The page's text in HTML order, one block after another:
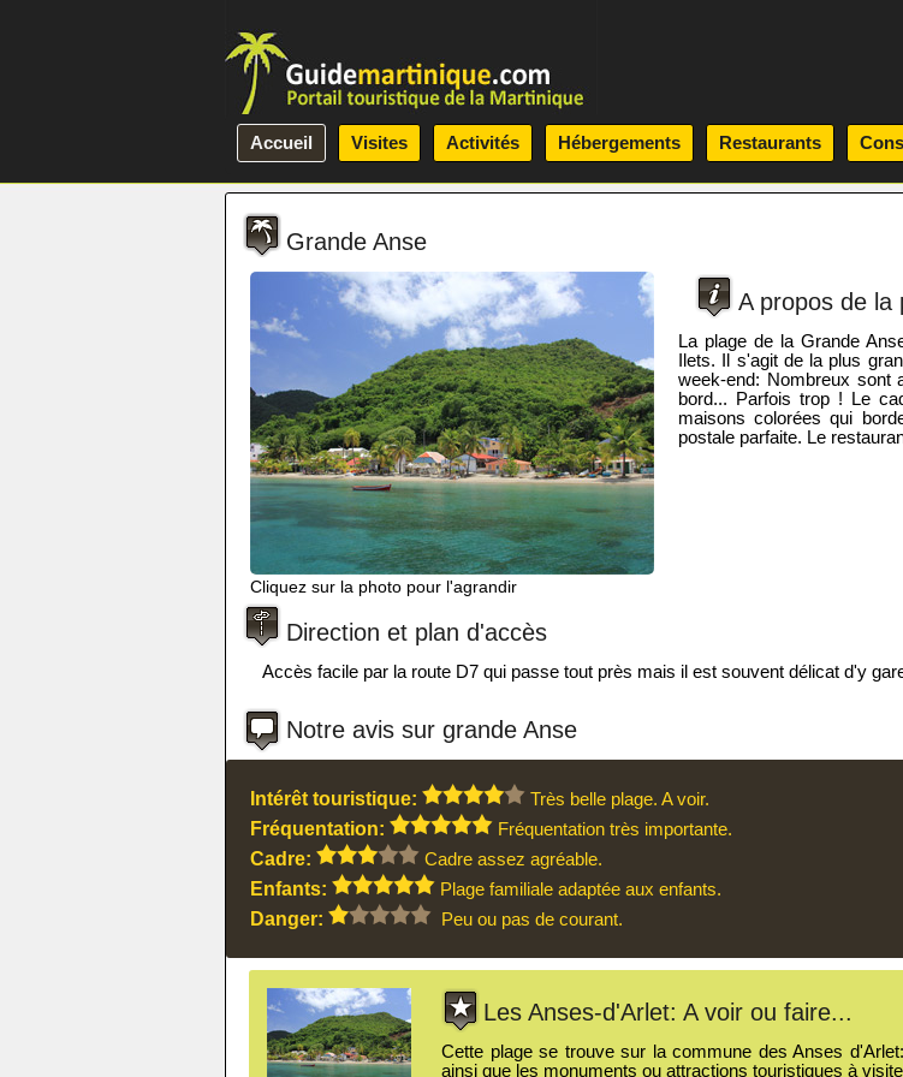
Accueil Visites Activités Hébergements Restaurants
Grande Anse
Cliquez sur la photo pour l'agrandir
A propos de la
La plage de la Grande
Ilets. Il s'agit de la plus
week-end: Nombreux sont
bord... Parfois trop ! Le
maisons colorées qui
postale parfaite. Le
Direction et plan d'accès
Accès facile par la route D7 qui passe tout près mais il est souvent délicat d'y
Notre avis sur grande Anse
Intérêt touristique: Très belle plage. A voir.
Fréquentation: Fréquentation très importante.
Cadre: Cadre assez agréable.
Enfants: Plage familiale adaptée aux enfants.
Danger: Peu ou pas de courant.
Les Anses-d'Arlet: A voir ou faire...
Cette plage se trouve sur la commune des Anses
ainsi que les monuments ou attractions touristiques à